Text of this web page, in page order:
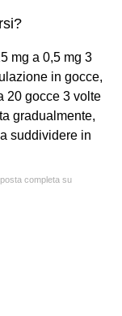
mg a 0,5 mg 3
in gocce,
20 gocce 3 volte
gradualmente,
suddividere in
completa su